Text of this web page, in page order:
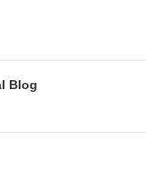
Blog